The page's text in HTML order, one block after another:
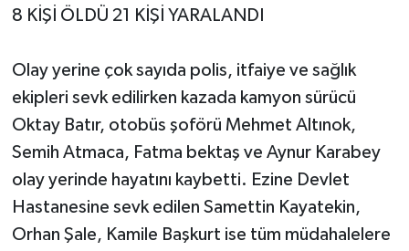
8 KİŞİ ÖLDÜ 21 KİŞİ YARALANDI
Olay yerine çok sayıda polis, itfaiye ve sağlık
ekipleri sevk edilirken kazada kamyon sürücü
Oktay Batır, otobüs şoförü Mehmet Altınok,
Semih Atmaca, Fatma bektaş ve Aynur Karabey
olay yerinde hayatını kaybetti. Ezine Devlet
Hastanesine sevk edilen Samettin Kayatekin,
Orhan Şale, Kamile Başkurt ise tüm müdahalelere